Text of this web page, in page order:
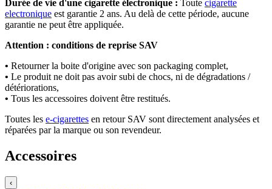
Durée de vie d'une cigarette électronique : Toute cigarette
electronique est garantie 2 ans. Au delà de cette période, aucune
garantie ne peut être appliquée.
Attention : conditions de reprise SAV
• Retourner la boite d'origine avec son packaging complet,
• Le produit ne doit pas avoir subi de chocs, ni de dégradations /
détériorations,
• Tous les accessoires doivent être restitués.
Toutes les e-cigarettes en retour SAV sont directement analysées et
réparées par la marque ou son revendeur.
Accessoires
‹